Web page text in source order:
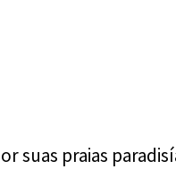
suas praias